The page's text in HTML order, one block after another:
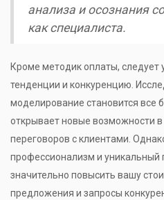
анализа и осознания
как специалиста.
Кроме методик оплаты, следует
тенденции и конкуренцию.
моделирование становится все
открывает новые возможности
переговоров с клиентами.
профессионализм и уникальный
значительно повысить вашу
предложения и запросы